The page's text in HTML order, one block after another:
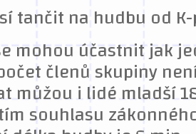
tančit na hudbu od
mohou účastnit jak
členů skupiny
můžou i lidé mladší
souhlasu